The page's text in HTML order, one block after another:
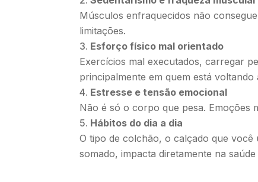
Músculos enfraquecidos não
limitações.
Esforço físico mal orientado
Exercícios mal executados, carregar
principalmente em quem está
Estresse e tensão emocional
Não é só o corpo que pesa. Emoções
Hábitos do dia a dia
O tipo de colchão, o calçado que
somado, impacta diretamente na